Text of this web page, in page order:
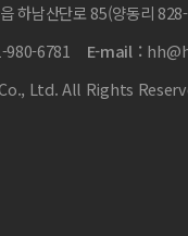
하남산단로 85(양동리
980-6781 E-mail
Ltd. All Rights